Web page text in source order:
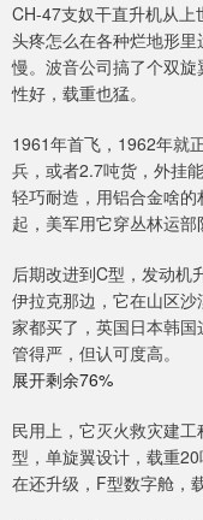
CH-47支奴干直升机从
头疼怎么在各种烂地形
慢。波音公司搞了个双
性好，载重也猛。
1961年首飞，1962年就
兵，或者2.7吨货，外挂
轻巧耐造，用铝合金啥
起，美军用它穿丛林运部
后期改进到C型，发动机
伊拉克那边，它在山区
家都买了，英国日本韩
管得严，但认可度高。
展开剩余76%
民用上，它灭火救灾建
型，单旋翼设计，载重
在还升级，F型数字舱，